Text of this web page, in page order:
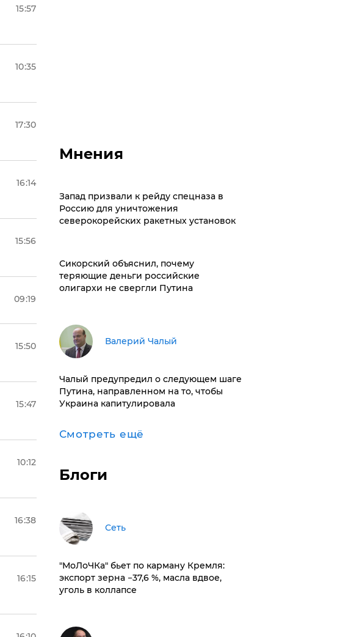
15:57
10:35
17:30
16:14
15:56
09:19
15:50
15:47
10:12
16:38
16:15
Мнения
Запад призвали к рейду спецназа в
Россию для уничтожения
северокорейских ракетных установок
Сикорский объяснил, почему
теряющие деньги российские
олигархи не свергли Путина
Валерий Чалый
Чалый предупредил о следующем шаге
Путина, направленном на то, чтобы
Украина капитулировала
Смотреть ещё
Блоги
Сеть
​"МоЛоЧКа" бьет по карману Кремля:
экспорт зерна −37,6 %, масла вдвое,
уголь в коллапсе